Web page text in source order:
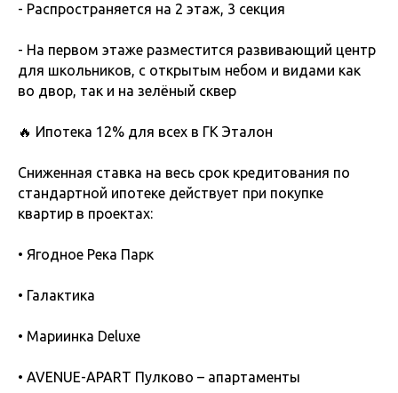
- Распространяется на 2 этаж, 3 секция
- На первом этаже разместится развивающий центр
для школьников, с открытым небом и видами как
во двор, так и на зелёный сквер
🔥 Ипотека 12% для всех в ГК Эталон
Сниженная ставка на весь срок кредитования по
стандартной ипотеке действует при покупке
квартир в проектах:
• Ягодное Река Парк
• Галактика
• Мариинка Deluxe
• AVENUE-APART Пулково – апартаменты